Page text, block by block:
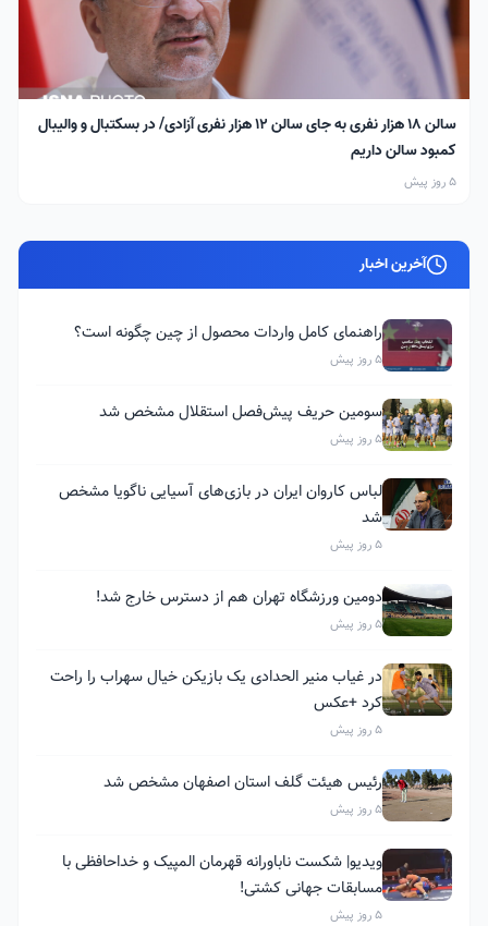
سالن ۱۸ هزار نفری به جای سالن ۱۲ هزار نفری آزادی/ در بسکتبال و والیبال
کمبود سالن داریم
5 روز پیش
آخرین اخبار
راهنمای کامل واردات محصول از چین چگونه است؟
5 روز پیش
سومین حریف پیش‌فصل استقلال مشخص شد
5 روز پیش
لباس کاروان ایران در بازی‌های آسیایی ناگویا مشخص
شد
5 روز پیش
دومین ورزشگاه تهران هم از دسترس خارج شد!
5 روز پیش
در غیاب منیر الحدادی یک بازیکن خیال سهراب را راحت
کرد +عکس
5 روز پیش
رئیس هیئت گلف استان اصفهان مشخص شد
5 روز پیش
ویدیو| شکست ناباورانه قهرمان المپیک و خداحافظی با
مسابقات جهانی کشتی!
5 روز پیش